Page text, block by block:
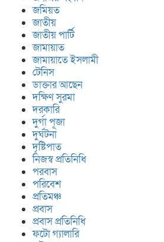
জমিয়ত
জাতীয়
জাতীয় পার্টি
জামায়াত
জামায়াতে ইসলামী
টেনিস
ডাক্তার আছেন
দক্ষিণ সুরমা
দরকারি
দুর্গা পূজা
দুর্ঘটনা
দৃষ্টিপাত
নিজস্ব প্রতিনিধি
পরবাস
পরিবেশ
প্রতিমঞ্চ
প্রবাস
প্রবাস প্রতিনিধি
ফটো গ্যালারি